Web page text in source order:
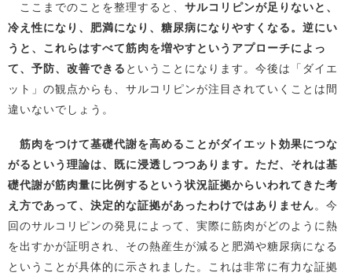
ここまでのことを整理すると、 サルコリピンが足りないと、
冷え性になり、肥満になり、糖尿病になりやすくなる。逆にい
うと、これらはすべて筋肉を増やすというアプローチによっ
て、予防、改善できる ということになります。今後は「ダイエ
ット」の観点からも、サルコリピンが注目されていくことは間
違いないでしょう。
筋肉をつけて基礎代謝を高めることがダイエット効果につな
がるという理論は、既に浸透しつつあります。ただ、それは基
礎代謝が筋肉量に比例するという状況証拠からいわれてきた考
え方であって、決定的な証拠があったわけではありません。今
回のサルコリピンの発見によって、実際に筋肉がどのように熱
を出すかが証明され、その熱産生が減ると肥満や糖尿病になる
ということが具体的に示されました。これは非常に有力な証拠